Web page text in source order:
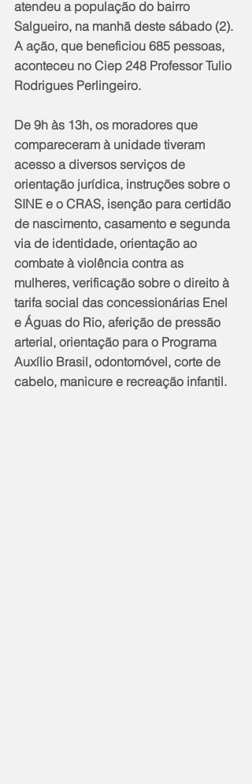
atendeu a população do bairro
Salgueiro, na manhã deste sábado (2).
A ação, que beneficiou 685 pessoas,
aconteceu no Ciep 248 Professor Tulio
Rodrigues Perlingeiro.
De 9h às 13h, os moradores que
compareceram à unidade tiveram
acesso a diversos serviços de
orientação jurídica, instruções sobre o
SINE e o CRAS, isenção para certidão
de nascimento, casamento e segunda
via de identidade, orientação ao
combate à violência contra as
mulheres, verificação sobre o direito à
tarifa social das concessionárias Enel
e Águas do Rio, aferição de pressão
arterial, orientação para o Programa
Auxílio Brasil, odontomóvel, corte de
cabelo, manicure e recreação infantil.